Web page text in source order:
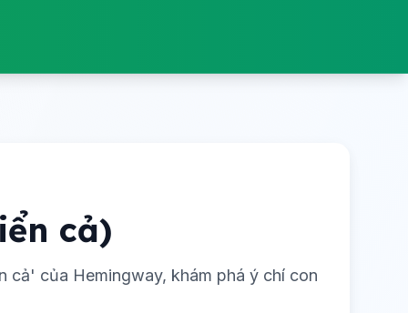
cả)
của Hemingway, khám phá ý chí con